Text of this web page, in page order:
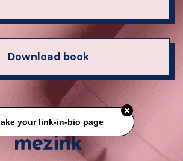
Download book
your link-in-bio page